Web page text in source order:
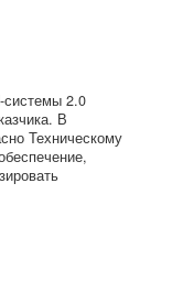
системы 2.0
В
Техническому